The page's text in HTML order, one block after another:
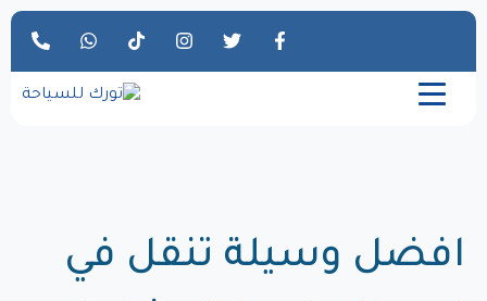
افضل وسيلة تنقل في